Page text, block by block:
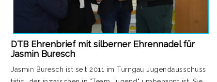
DTB Ehrenbrief mit silberner Ehrennadel für
Jasmin Buresch
Jasmin Buresch ist seit 2011 im Turngau Jugendausschuss